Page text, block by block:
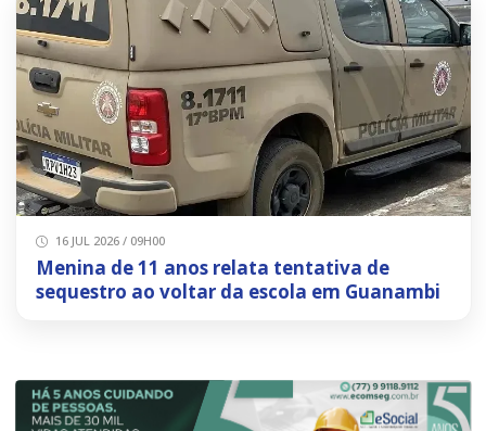
16 JUL 2026 / 09H00
Menina de 11 anos relata tentativa de
sequestro ao voltar da escola em Guanambi